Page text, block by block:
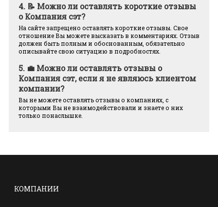
4. 📝 Можно ли оставлять короткие отзывы
о Компания сэт?
На сайте запрещено оставлять короткие отзывы. Свое
отношение Вы можете высказать в комментариях. Отзыв
должен быть полным и обоснованным, обязательно
описывайте свою ситуацию в подробностях.
5. 💼 Можно ли оставлять отзывы о
Компания сэт, если я не являюсь клиентом
компании?
Вы не можете оставлять отзывы о компаниях, с
которыми Вы не взаимодействовали и знаете о них
только понаслышке.
КОМПАНИИ